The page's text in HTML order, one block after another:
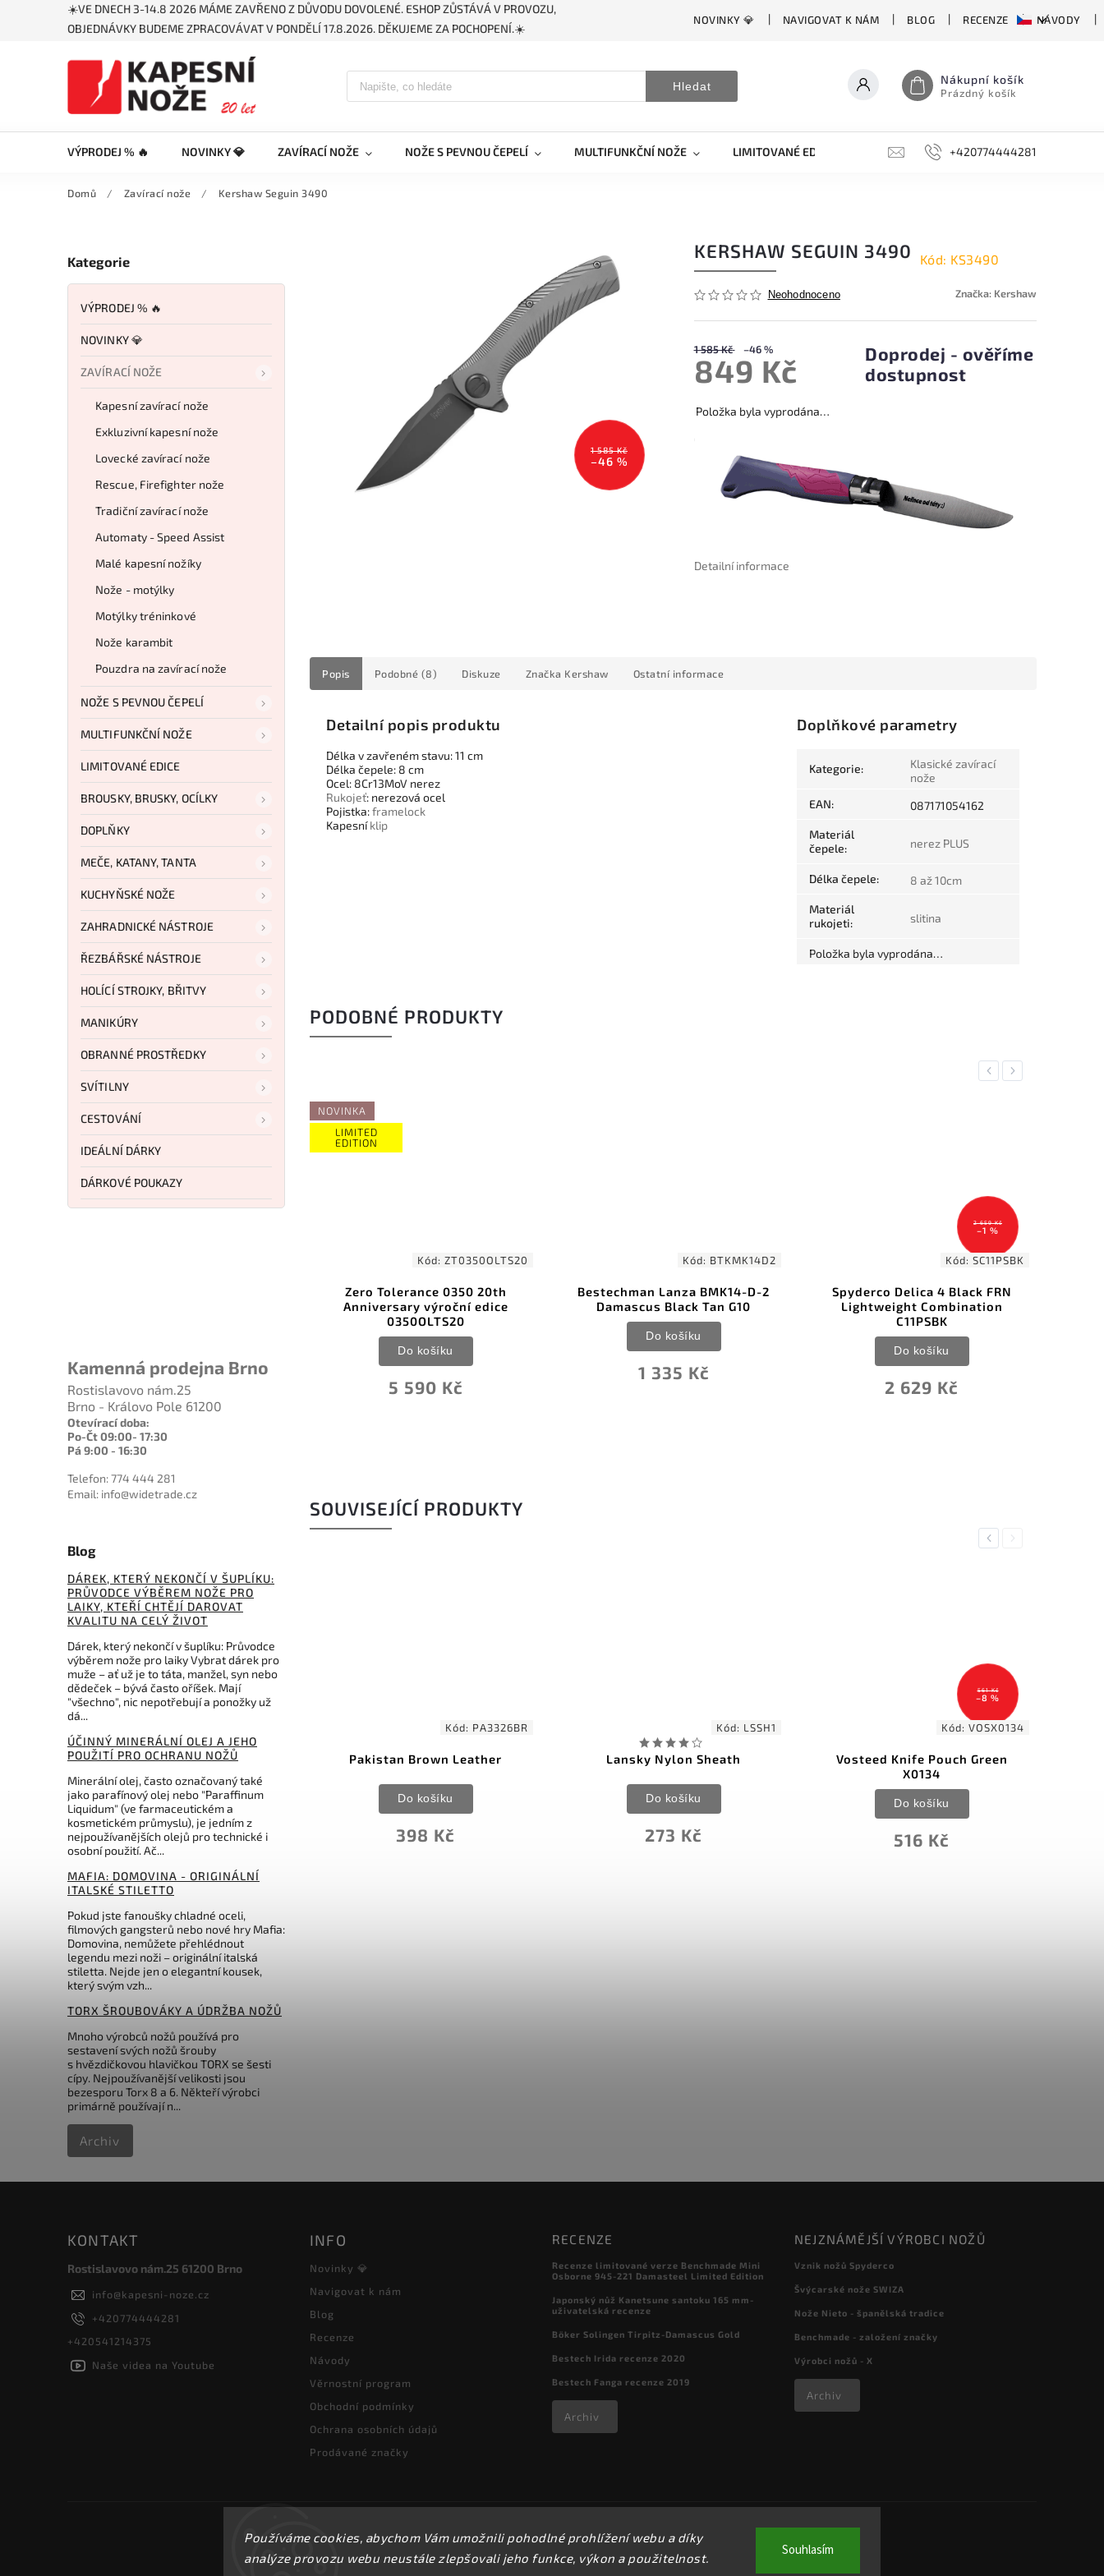
Používáme cookies, abychom Vám umožnili pohodlné prohlížení webu a díky
analýze provozu webu neustále zlepšovali jeho funkce, výkon a použitelnost.
Souhlasím
☀️VE DNECH 3-14.8 2026 MÁME ZAVŘENO Z DŮVODU DOVOLENÉ. ESHOP ZŮSTÁVÁ V PROVOZU,
OBJEDNÁVKY BUDEME ZPRACOVÁVAT V PONDĚLÍ 17.8.2026. DĚKUJEME ZA POCHOPENÍ.☀️
NOVINKY 💎 NAVIGOVAT K NÁM BLOG RECENZE NÁVODY
Hledat Nákupní košík
Prázdný košík
VÝPRODEJ % 🔥 NOVINKY 💎 ZAVÍRACÍ NOŽE NOŽE S PEVNOU ČEPELÍ MULTIFUNKČNÍ NOŽE LIMITOVANÉ EDICE BROUSKY, BRUSKY, OCÍLKY
+420774444281
Domů / Zavírací nože / Kershaw Seguin 3490
Kategorie
VÝPRODEJ % 🔥
NOVINKY 💎
ZAVÍRACÍ NOŽE
Kapesní zavírací nože
Exkluzivní kapesní nože
Lovecké zavírací nože
Rescue, Firefighter nože
Tradiční zavírací nože
Automaty - Speed Assist
Malé kapesní nožíky
Nože - motýlky
Motýlky tréninkové
Nože karambit
Pouzdra na zavírací nože
NOŽE S PEVNOU ČEPELÍ
MULTIFUNKČNÍ NOŽE
LIMITOVANÉ EDICE
BROUSKY, BRUSKY, OCÍLKY
DOPLŇKY
MEČE, KATANY, TANTA
KUCHYŇSKÉ NOŽE
ZAHRADNICKÉ NÁSTROJE
ŘEZBÁŘSKÉ NÁSTROJE
HOLÍCÍ STROJKY, BŘITVY
MANIKÚRY
OBRANNÉ PROSTŘEDKY
SVÍTILNY
CESTOVÁNÍ
IDEÁLNÍ DÁRKY
DÁRKOVÉ POUKAZY
Kamenná prodejna Brno
Rostislavovo nám.25
Brno - Královo Pole 61200
Otevírací doba:
Po-Čt 09:00- 17:30
Pá 9:00 - 16:30
Telefon: 774 444 281
Email: info@widetrade.cz
Blog
DÁREK, KTERÝ NEKONČÍ V ŠUPLÍKU:
PRŮVODCE VÝBĚREM NOŽE PRO
LAIKY, KTEŘÍ CHTĚJÍ DAROVAT
KVALITU NA CELÝ ŽIVOT
Dárek, který nekončí v šuplíku: Průvodce
výběrem nože pro laiky Vybrat dárek pro
muže – ať už je to táta, manžel, syn nebo
dědeček – bývá často oříšek. Mají
"všechno", nic nepotřebují a ponožky už
dá...
ÚČINNÝ MINERÁLNÍ OLEJ A JEHO
POUŽITÍ PRO OCHRANU NOŽŮ
Minerální olej, často označovaný také
jako parafínový olej nebo "Paraffinum
Liquidum" (ve farmaceutickém a
kosmetickém průmyslu), je jedním z
nejpoužívanějších olejů pro technické i
osobní použití. Ač...
MAFIA: DOMOVINA - ORIGINÁLNÍ
ITALSKÉ STILETTO
Pokud jste fanoušky chladné oceli,
filmových gangsterů nebo nové hry Mafia:
Domovina, nemůžete přehlédnout
legendu mezi noži – originální italská
stiletta. Nejde jen o elegantní kousek,
který svým vzh...
TORX ŠROUBOVÁKY A ÚDRŽBA NOŽŮ
Mnoho výrobců nožů používá pro
sestavení svých nožů šrouby
s hvězdičkovou hlavičkou TORX se šesti
cípy. Nejpoužívanější velikosti jsou
bezesporu Torx 8 a 6. Někteří výrobci
primárně používají n...
Archiv
1 585 Kč
–46 %
KERSHAW SEGUIN 3490 Kód: KS3490
Neohodnoceno Značka: Kershaw
1 585 Kč –46 %
849 Kč
Doprodej - ověříme
dostupnost
Položka byla vyprodána…
Detailní informace
Popis Podobné (8) Diskuze Značka Kershaw Ostatní informace
Detailní popis produktu
Délka v zavřeném stavu: 11 cm
Délka čepele: 8 cm
Ocel: 8Cr13MoV nerez
Rukojeť: nerezová ocel
Pojistka:framelock
Kapesníklip
Doplňkové parametry
Kategorie:
Klasické zavírací
nože
EAN: 087171054162
Materiál
čepele: nerez PLUS
Délka čepele: 8 až 10cm
Materiál
rukojeti: slitina
Položka byla vyprodána…
PODOBNÉ PRODUKTY
Previous
7 339 Kč
NOVINKA
LIMITED
EDITION
ZT0350OLTS20
Zero Tolerance 0350 20th
Anniversary výroční edice
0350OLTS20
5 590 Kč
Do košíku
BTKMK14D2
Bestechman Lanza BMK14-D-2
Damascus Black Tan G10
1 335 Kč
Do košíku
2 659 Kč
–1 %
SC11PSBK
Spyderco Delica 4 Black FRN
Lightweight Combination
C11PSBK
2 629 Kč
Do košíku
Next
SOUVISEJÍCÍ PRODUKTY
Previous
599 Kč
–30 %
Victorinox pouzdro pro
HUNTER PRO
416 Kč
Do košíku
Kód: PA3326BR
Pakistan Brown Leather
398 Kč
Do košíku
Kód: LSSH1
Lansky Nylon Sheath
273 Kč
Do košíku
561 Kč
–8 %
Kód: VOSX0134
Vosteed Knife Pouch Green
X0134
516 Kč
Do košíku
Next
KONTAKT
Rostislavovo nám.25 61200 Brno
info@kapesni-noze.cz
+420774444281
+420541214375
Naše videa na Youtube
INFO
Novinky 💎
Navigovat k nám
Blog
Recenze
Návody
Věrnostní program
Obchodní podmínky
Ochrana osobních údajů
Prodávané značky
RECENZE
Recenze limitované verze Benchmade Mini
Osborne 945-221 Damasteel Limited Edition
Japonský nůž Kanetsune santoku 165 mm-
uživatelská recenze
Böker Solingen Tirpitz-Damascus Gold
Bestech Irida recenze 2020
Bestech Fanga recenze 2019
Archiv
NEJZNÁMĚJŠÍ VÝROBCI NOŽŮ
Vznik nožů Spyderco
Švýcarské nože SWIZA
Nože Nieto - španělská tradice
Benchmade - založení značky
Výrobci nožů - X
Archiv
Copyright 2026kapesni-noze.cz . Všechna práva vyhrazena.
Upravit nastavení cookies